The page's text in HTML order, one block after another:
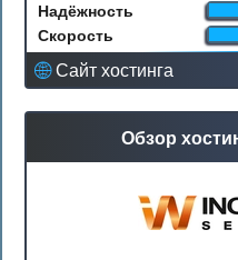
Надёжность
Скорость
Сайт хостинга
Обзор